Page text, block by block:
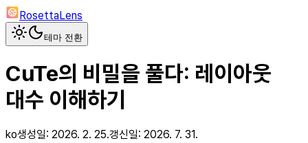
RosettaLens
테마 전환
CuTe의 비밀을 풀다: 레이아웃
대수 이해하기
ko생성일: 2026. 2. 25.갱신일: 2026. 7. 31.